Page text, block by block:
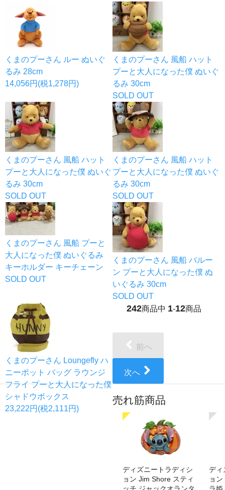
くまのプーさん ルー ぬいぐ
るみ 28cm
14,056円(税1,278円)
くまのプーさん 風船 ハット
プーと大人になった僕 ぬいぐ
るみ 30cm
SOLD OUT
くまのプーさん 風船 ハット
プーと大人になった僕 ぬいぐ
るみ 30cm
SOLD OUT
くまのプーさん 風船 ハット
プーと大人になった僕 ぬいぐ
るみ 30cm
SOLD OUT
くまのプーさん 風船 プーと
大人になった僕 ぬいぐるみ
キーホルダー キーチェーン
SOLD OUT
くまのプーさん 風船 バルー
ン プーと大人になった僕 ぬ
いぐるみ 30cm
SOLD OUT
くまのプーさん Loungefly ハ
ニーポット バッグ ラウンジ
フライ プーと大人になった僕
シャドウボックス
23,222円(税2,111円)
242商品中 1-12商品
前へ
次へ
売れ筋商品
ディズニートラディシ
ョン Jim Shore スティ
ディ
ョ